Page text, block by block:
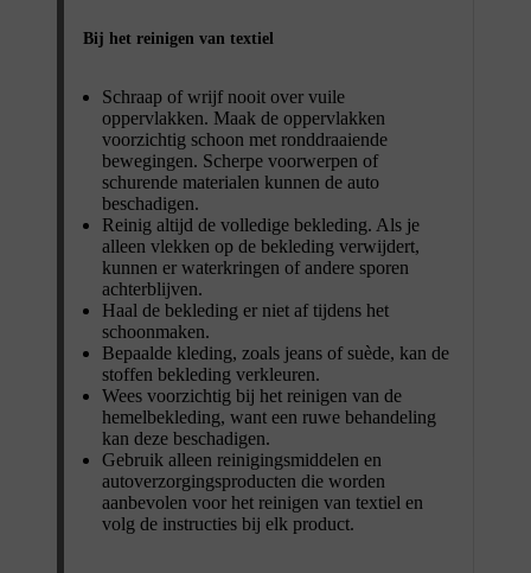
Bij het reinigen van textiel
Schraap of wrijf nooit over vuile
oppervlakken. Maak de oppervlakken
voorzichtig schoon met ronddraaiende
bewegingen. Scherpe voorwerpen of
schurende materialen kunnen de auto
beschadigen.
Reinig altijd de volledige bekleding. Als je
alleen vlekken op de bekleding verwijdert,
kunnen er waterkringen of andere sporen
achterblijven.
Haal de bekleding er niet af tijdens het
schoonmaken.
Bepaalde kleding, zoals jeans of suède, kan de
stoffen bekleding verkleuren.
Wees voorzichtig bij het reinigen van de
hemelbekleding, want een ruwe behandeling
kan deze beschadigen.
Gebruik alleen reinigingsmiddelen en
autoverzorgingsproducten die worden
aanbevolen voor het reinigen van textiel en
volg de instructies bij elk product.